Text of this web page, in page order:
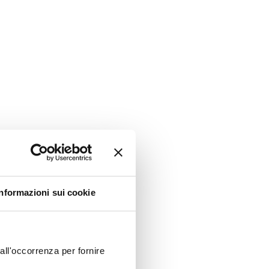
sui cookie
per fornire